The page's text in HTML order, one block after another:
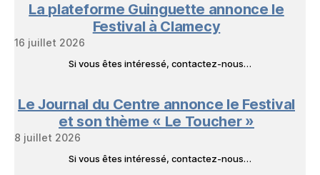
La plateforme Guinguette annonce le
Festival à Clamecy
16 juillet 2026
Si vous êtes intéressé, contactez-nous…
Le Journal du Centre annonce le Festival
et son thème « Le Toucher »
8 juillet 2026
Si vous êtes intéressé, contactez-nous…